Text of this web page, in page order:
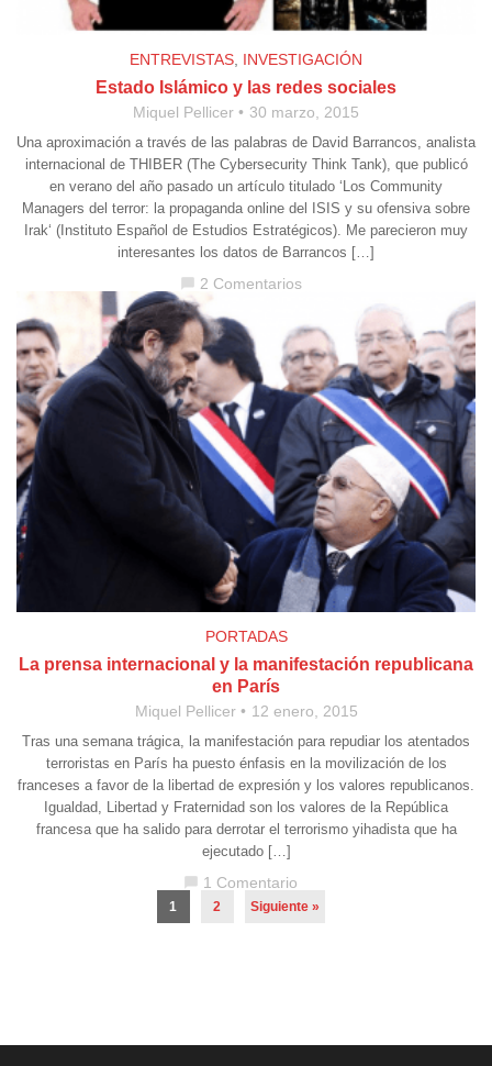
ENTREVISTAS, INVESTIGACIÓN
Estado Islámico y las redes sociales
Miquel Pellicer 30 marzo, 2015
Una aproximación a través de las palabras de David Barrancos, analista
internacional de THIBER (The Cybersecurity Think Tank), que publicó
en verano del año pasado un artículo titulado ‘Los Community
Managers del terror: la propaganda online del ISIS y su ofensiva sobre
Irak‘ (Instituto Español de Estudios Estratégicos). Me parecieron muy
interesantes los datos de Barrancos […]
chat_bubble 2 Comentarios
PORTADAS
La prensa internacional y la manifestación republicana
en París
Miquel Pellicer 12 enero, 2015
Tras una semana trágica, la manifestación para repudiar los atentados
terroristas en París ha puesto énfasis en la movilización de los
franceses a favor de la libertad de expresión y los valores republicanos.
Igualdad, Libertad y Fraternidad son los valores de la República
francesa que ha salido para derrotar el terrorismo yihadista que ha
ejecutado […]
1 Comentario
1 2 Siguiente »
Aviso legal·Política de Privacidad·Política de Cookies